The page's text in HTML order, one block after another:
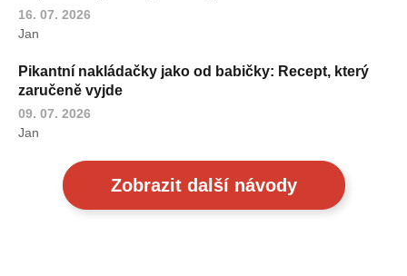
16. 07. 2026
Jan
Pikantní nakládačky jako od babičky: Recept, který
zaručeně vyjde
09. 07. 2026
Jan
Zobrazit další návody